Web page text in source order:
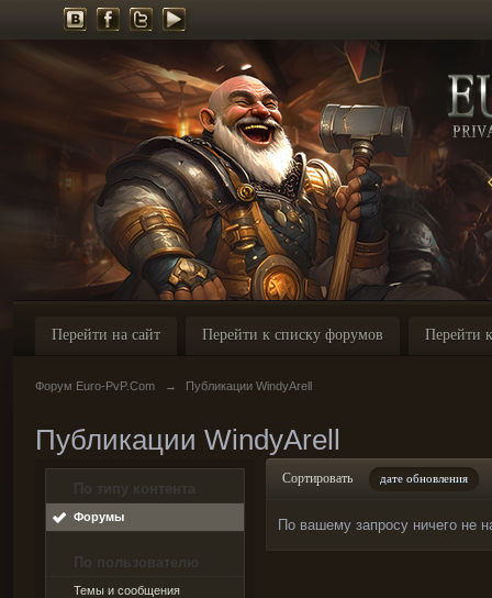
Перейти на сайт Перейти к списку форумов Перейти
Форум Euro-PvP.Com → Публикации WindyArell
Публикации WindyArell
По типу контента
Форумы
По пользователю
Темы и сообщения
Сортировать дате обновления
По вашему запросу ничего не